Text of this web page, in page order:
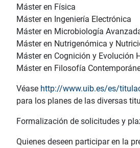
Máster en Física
Máster en Ingeniería Electrónica
Máster en Microbiología
Máster en Nutrigenómica y
Máster en Cognición y Evolución
Máster en Filosofía
Véase http://www.uib.es/es/
para los planes de las diversas
Formalización de solicitudes y
Quienes deseen participar en la